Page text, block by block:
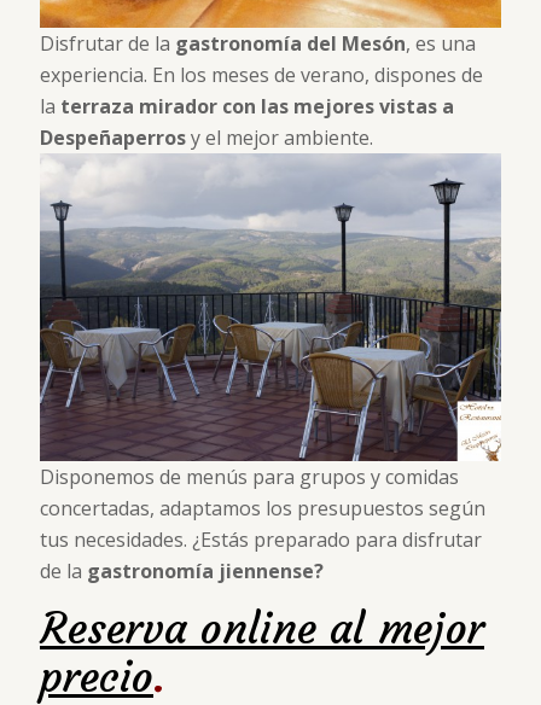
Disfrutar de la gastronomía del Mesón, es una
experiencia. En los meses de verano, dispones de
la terraza mirador con las mejores vistas a
Despeñaperrosy el mejor ambiente.
Disponemos de menús para grupos y comidas
concertadas, adaptamos los presupuestos según
tus necesidades. ¿Estás preparado para disfrutar
de la gastronomía jiennense?
Reserva online al mejor
precio.